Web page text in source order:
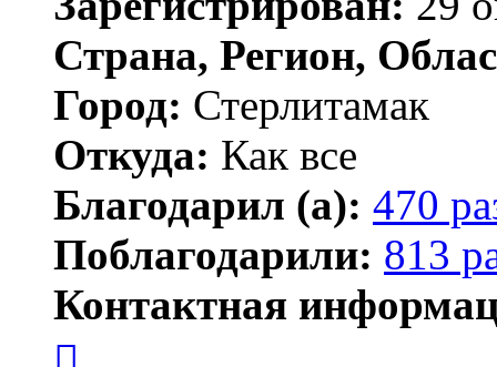
Страна, Регион,
Город: Стерлитамак
Откуда: Как все
Благодарил (а): 470
Поблагодарили: 813
Контактная